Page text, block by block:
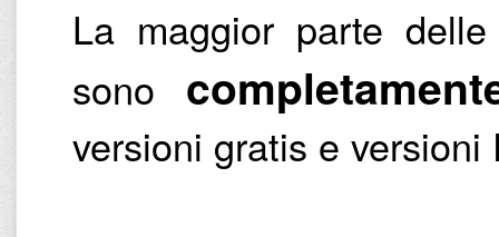
La maggior parte
sono
versioni gratis e